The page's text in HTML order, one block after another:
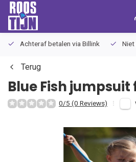
Achteraf betalen via Billink Niet
Terug
Blue Fishjumpsuit
0/5 (0 Reviews)